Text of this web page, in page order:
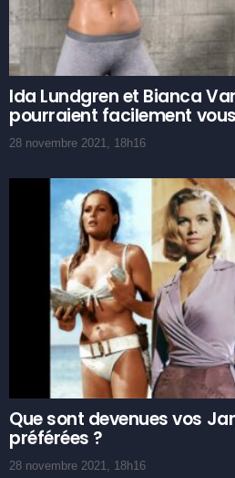
Ida Lundgren et Bianca
pourraient facilement
28 novembre 2021, 18h16
Que sont devenues vos
préférées ?
28 novembre 2021, 18h16